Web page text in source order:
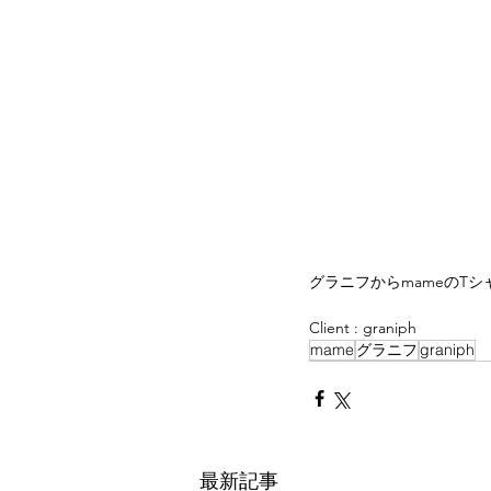
グラニフからmameのTシ
Client : graniph
mame グラニフgraniph
最新記事